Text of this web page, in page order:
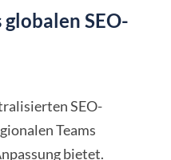
SEO-
SEO-
Teams
bietet.